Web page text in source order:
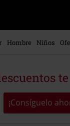
Hombre Niños
¡Consíguelo